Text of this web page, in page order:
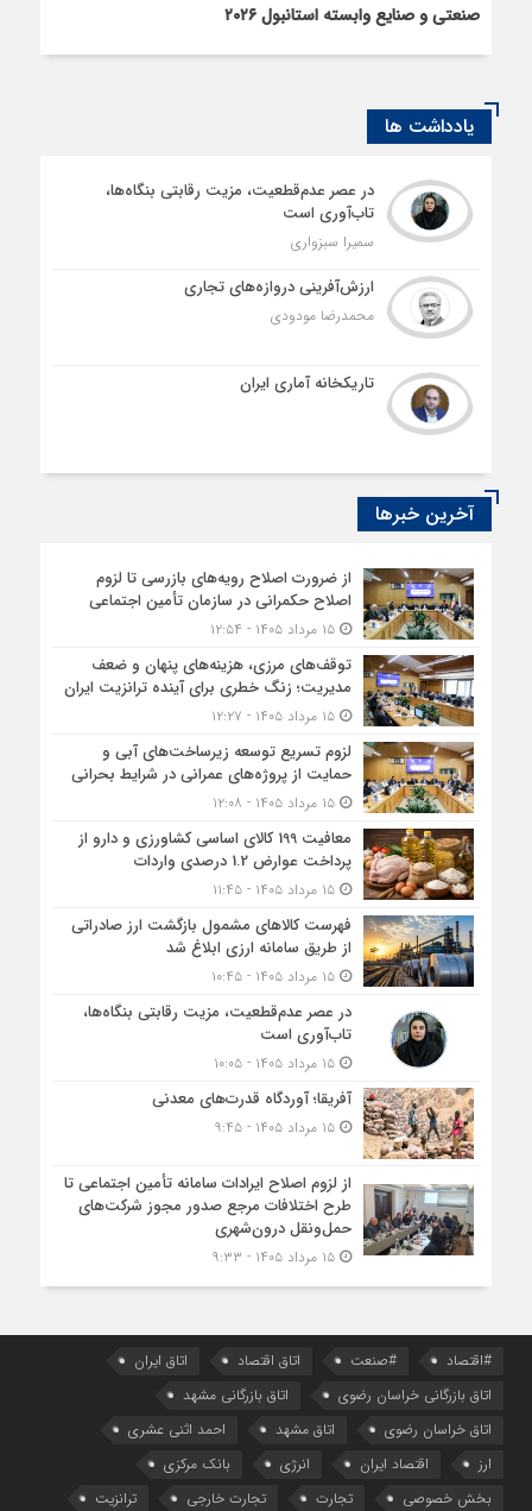
صنعتی و صنایع وابسته استانبول ۲۰۲۶
یادداشت ها
در عصر عدم‌قطعیت، مزیت رقابتی بنگاه‌ها،
تاب‌آوری است
سمیرا سبزواری
ارزش‌آفرینی دروازه‌های تجاری
محمدرضا مودودی
تاریکخانه آماری ایران
آخرین خبرها
از ضرورت اصلاح رویه‌های بازرسی تا لزوم
اصلاح حکمرانی در سازمان تأمین اجتماعی
۱۵ مرداد ۱۴۰۵ - ۱۲:۵۴
توقف‌های مرزی، هزینه‌های پنهان و ضعف
مدیریت؛ زنگ خطری برای آینده ترانزیت ایران
۱۵ مرداد ۱۴۰۵ - ۱۲:۲۷
لزوم تسریع توسعه زیرساخت‌های آبی و
حمایت از پروژه‌های عمرانی در شرایط بحرانی
۱۵ مرداد ۱۴۰۵ - ۱۲:۰۸
معافیت 199 کالای اساسی کشاورزی و دارو از
پرداخت عوارض 1.2 درصدی واردات
۱۵ مرداد ۱۴۰۵ - ۱۱:۴۵
فهرست کالاهای مشمول بازگشت ارز صادراتی
از طریق سامانه ارزی ابلاغ شد
۱۵ مرداد ۱۴۰۵ - ۱۰:۴۵
در عصر عدم‌قطعیت، مزیت رقابتی بنگاه‌ها،
تاب‌آوری است
۱۵ مرداد ۱۴۰۵ - ۱۰:۰۵
آفریقا؛ آوردگاه قدرت‌های معدنی
۱۵ مرداد ۱۴۰۵ - ۹:۴۵
از لزوم اصلاح ایرادات سامانه تأمین اجتماعی تا
طرح اختلافات مرجع صدور مجوز شرکت‌های
حمل‌ونقل درون‌شهری
۱۵ مرداد ۱۴۰۵ - ۹:۳۳
#اقتصاد #صنعت اتاق اقتصاد
اتاق ایران
اتاق بازرگانی خراسان رضوی
اتاق بازرگانی مشهد
اتاق خراسان رضوی
اتاق مشهد
احمد اثنی عشری
ارز
اقتصاد ایران انرژی
بانک مرکزی
بخش خصوصی
تجارت تجارت خارجی ترانزیت